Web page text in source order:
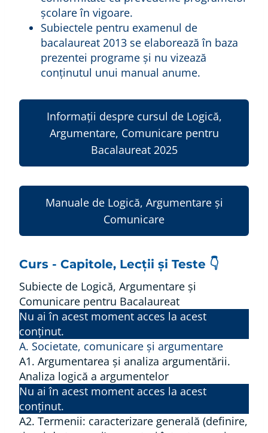
şcolare în vigoare.
Subiectele pentru examenul de
bacalaureat 2013 se elaborează în baza
prezentei programe şi nu vizează
conţinutul unui manual anume.
Informații despre cursul de Logică,
Argumentare, Comunicare pentru
Bacalaureat 2025
Manuale de Logică, Argumentare și
Comunicare
Curs - Capitole, Lecții și Teste 👇
Subiecte de Logică, Argumentare și
Comunicare pentru Bacalaureat
Nu ai în acest moment acces la acest
conținut.
A. Societate, comunicare şi argumentare
A1. Argumentarea și analiza argumentării.
Analiza logică a argumentelor
Nu ai în acest moment acces la acest
conținut.
A2. Termenii: caracterizare generală (definire,